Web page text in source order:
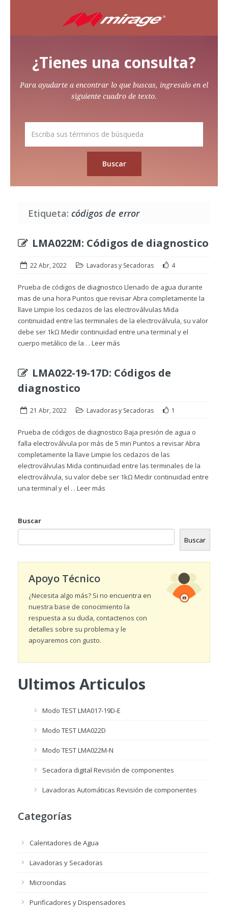
¿Tienes una consulta?
Para ayudarte a encontrar lo que buscas, ingresalo en el
siguiente cuadro de texto.
Etiqueta: códigos de error
LMA022M: Códigos de diagnostico
22 Abr, 2022 Lavadoras y Secadoras 4
Prueba de códigos de diagnostico Llenado de agua durante
mas de una hora Puntos que revisar Abra completamente la
llave Limpie los cedazos de las electroválvulas Mida
continuidad entre las terminales de la electroválvula, su valor
debe ser 1kΩ Medir continuidad entre una terminal y el
cuerpo metálico de la . . Leer más
LMA022-19-17D: Códigos de
diagnostico
21 Abr, 2022 Lavadoras y Secadoras 1
Prueba de códigos de diagnostico Baja presión de agua o
falla electroválvula por más de 5 min Puntos a revisar Abra
completamente la llave Limpie los cedazos de las
electroválvulas Mida continuidad entre las terminales de la
electroválvula, su valor debe ser 1kΩ Medir continuidad entre
una terminal y el . . Leer más
Buscar
Buscar
Apoyo Técnico
¿Necesita algo más? Si no encuentra en
nuestra base de conocimiento la
respuesta a su duda, contactenos con
detalles sobre su problema y le
apoyaremos con gusto.
Ultimos Articulos
Modo TEST LMA017-19D-E
Modo TEST LMA022D
Modo TEST LMA022M-N
Secadora digital Revisión de componentes
Lavadoras Automáticas Revisión de componentes
Categorías
Calentadores de Agua
Lavadoras y Secadoras
Microondas
Purificadores y Dispensadores